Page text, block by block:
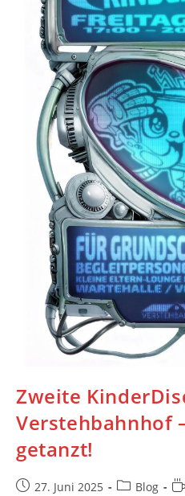
Zweite
Verstehbahnhof
getanzt!
Post27. Juni 2025
PostBlog